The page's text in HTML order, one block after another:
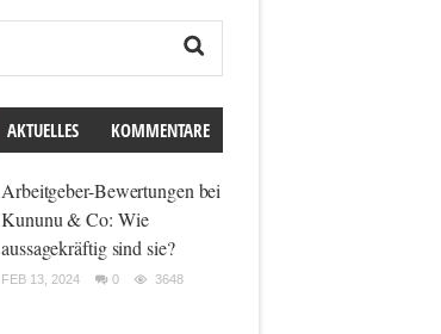
AKTUELLES KOMMENTARE
Arbeitgeber-Bewertungen bei
Kununu & Co: Wie
aussagekräftig sind sie?
FEB 13, 2024 0 3648